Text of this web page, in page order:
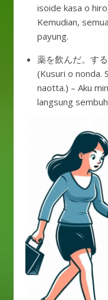
isoide kasa o
Kemudian,
payung.
薬を飲んだ。す
(Kusuri o nonda.
naotta.) – Aku
langsung